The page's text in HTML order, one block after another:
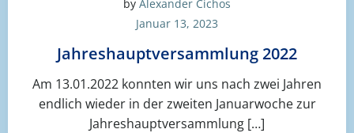
by Alexander Cichos
Januar 13, 2023
Jahreshauptversammlung 2022
Am 13.01.2022 konnten wir uns nach zwei Jahren
endlich wieder in der zweiten Januarwoche zur
Jahreshauptversammlung […]